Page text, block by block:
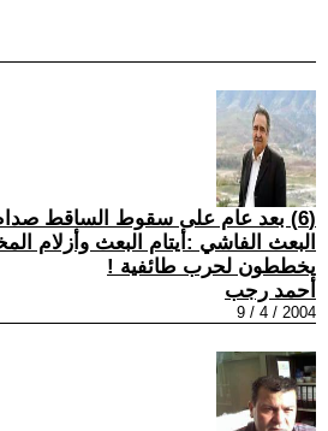
(6) بعد عام على سقوط الساقط
البعث الفاشي :أيتام البعث وأزلام
يخططون لحرب طائفية !
أحمد رجب
2004 / 4 / 9